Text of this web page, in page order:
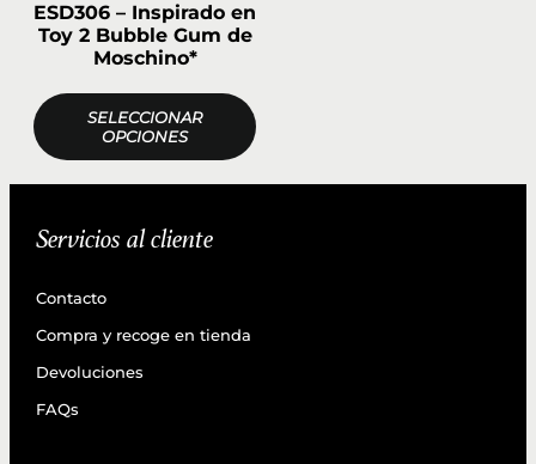
ESD306 – Inspirado en
Toy 2 Bubble Gum de
Moschino*
SELECCIONAR
OPCIONES
Servicios al cliente
Contacto
Compra y recoge en tienda
Devoluciones
FAQs